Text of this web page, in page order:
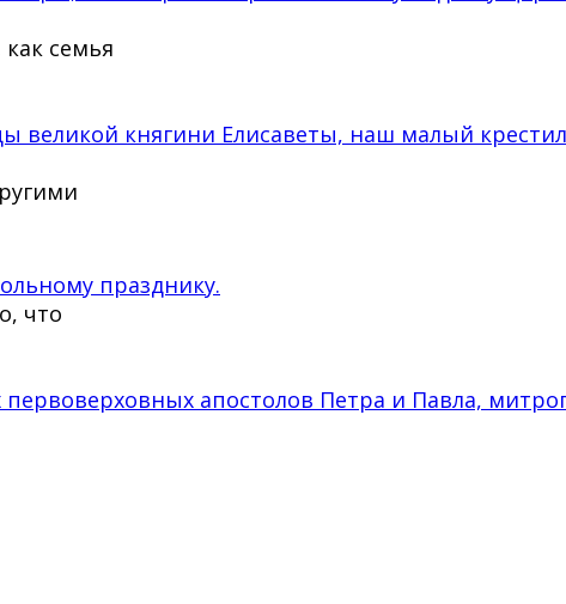
семья
великой княгини Елисаветы, наш малый
празднику.
что
первоверховных апостолов Петра и Павла,